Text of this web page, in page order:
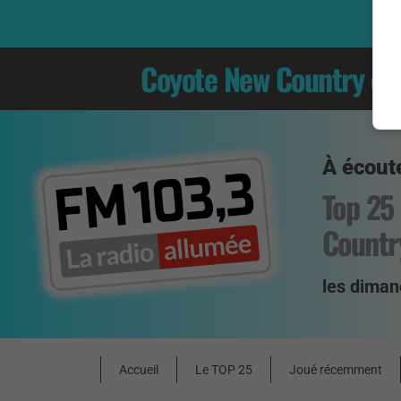
Coyote New Country
À
Top
les
Accueil Le TOP 25 Joué récemment